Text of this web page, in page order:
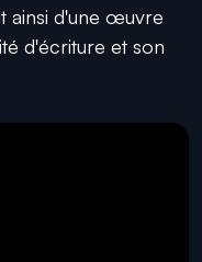
ainsi d'une œuvre
d'écriture et son